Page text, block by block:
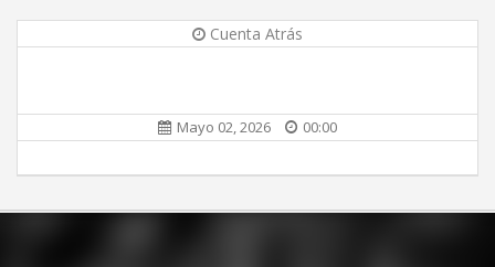
Cuenta Atrás
Mayo 02, 2026 00:00